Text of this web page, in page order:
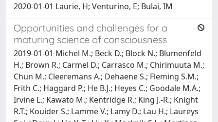
2020-01-01 Laurie, H; Venturino, E; Bulai, IM
Opportunities and challenges for a
maturing science of consciousness
2019-01-01 Michel M.; Beck D.; Block N.; Blumenfeld
H.; Brown R.; Carmel D.; Carrasco M.; Chirimuuta M.;
Chun M.; Cleeremans A.; Dehaene S.; Fleming S.M.;
Frith C.; Haggard P.; He B.J.; Heyes C.; Goodale M.A.;
Irvine L.; Kawato M.; Kentridge R.; King J.-R.; Knight
R.T.; Kouider S.; Lamme V.; Lamy D.; Lau H.; Laureys